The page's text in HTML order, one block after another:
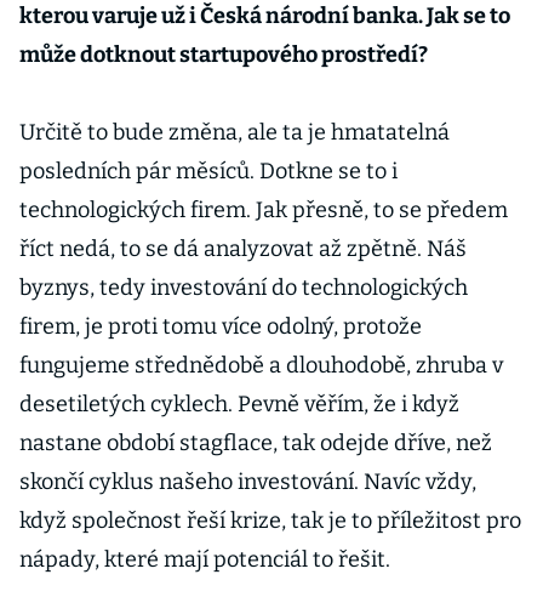
kterou varuje už i Česká národní banka. Jak se to
může dotknout startupového prostředí?
Určitě to bude změna, ale ta je hmatatelná
posledních pár měsíců. Dotkne se to i
technologických firem. Jak přesně, to se předem
říct nedá, to se dá analyzovat až zpětně. Náš
byznys, tedy investování do technologických
firem, je proti tomu více odolný, protože
fungujeme střednědobě a dlouhodobě, zhruba v
desetiletých cyklech. Pevně věřím, že i když
nastane období stagflace, tak odejde dříve, než
skončí cyklus našeho investování. Navíc vždy,
když společnost řeší krize, tak je to příležitost pro
nápady, které mají potenciál to řešit.